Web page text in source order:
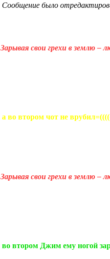
Сообщение было
Зарывая свои грехи в землю –
а во втором чот не
Зарывая свои грехи в землю –
во втором Джим ему ногой